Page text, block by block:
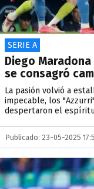
SERIE A
Diego
se consagró
La pasión volvió a
impecable, los
despertaron el
Publicado: 23-05-2025